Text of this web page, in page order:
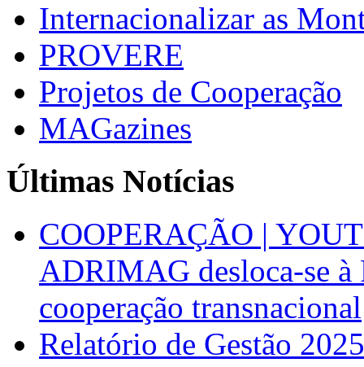
Internacionalizar as
PROVERE
Projetos de Cooperação
MAGazines
Últimas Notícias
COOPERAÇÃO |
ADRIMAG desloca-se
cooperação transnacional
Relatório de Gestão 2025